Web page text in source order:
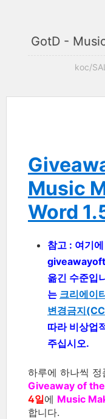
GotD -
koc/
Music
Word
참고 : 여기
옮긴 수준입
는 크리에이
변경금지
따라 비상업
주십시오.
하루에 하나씩
Giveaway of
4일에 Music
합니다.